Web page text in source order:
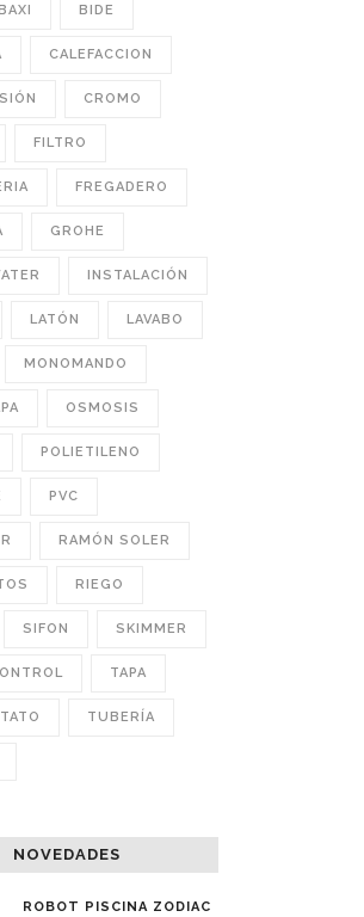
BAXI BIDE
CALEFACCION
CROMO
FILTRO
FREGADERO
GROHE
INSTALACIÓN
LATÓN LAVABO
MONOMANDO
OSMOSIS
POLIETILENO
PVC
RAMÓN SOLER
RIEGO
SIFON SKIMMER
TAPA
TUBERÍA
NOVEDADES
ROBOT PISCINA ZODIAC